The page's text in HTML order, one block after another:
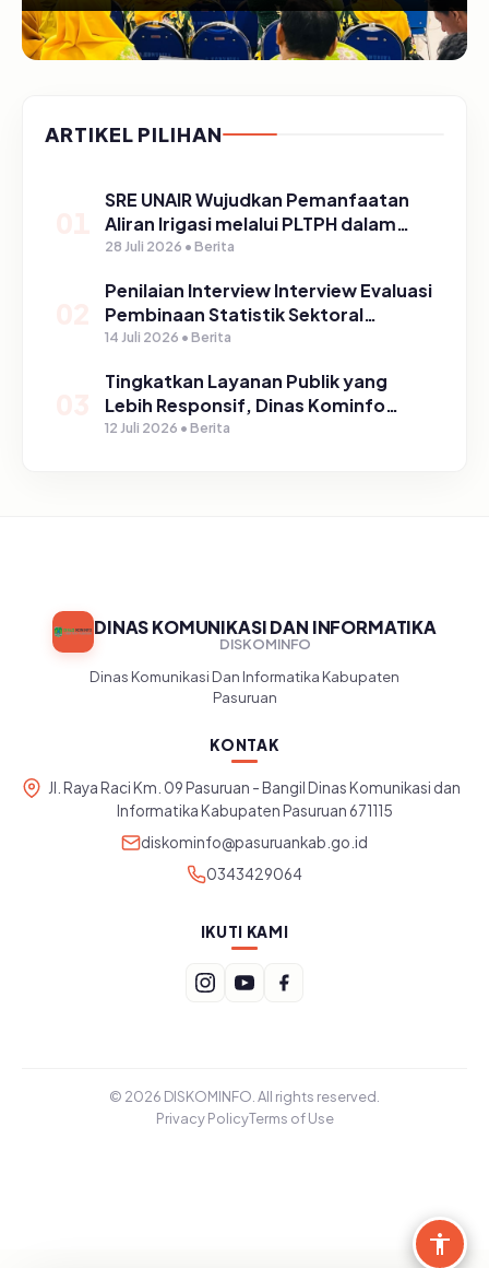
ARTIKEL PILIHAN
SRE UNAIR Wujudkan Pemanfaatan
Aliran Irigasi melalui PLTPH dalam
Program TIRTA PELITA di Desa
28 Juli 2026 • Berita
Penilaian Interview Interview Evaluasi
Pembinaan Statistik Sektoral
Kabupaten Pasuruan
14 Juli 2026 • Berita
Tingkatkan Layanan Publik yang
Lebih Responsif, Dinas Kominfo
Gelar Sosialisasi SP4N Lapor di
12 Juli 2026 • Berita
DINAS KOMUNIKASI DAN INFORMATIKA
DISKOMINFO
Dinas Komunikasi Dan Informatika Kabupaten
Pasuruan
KONTAK
Jl. Raya Raci Km. 09 Pasuruan - Bangil Dinas Komunikasi dan
Informatika Kabupaten Pasuruan 671115
diskominfo@pasuruankab.go.id
0343429064
IKUTI KAMI
© 2026 DISKOMINFO. All rights reserved.
Privacy PolicyTerms of Use